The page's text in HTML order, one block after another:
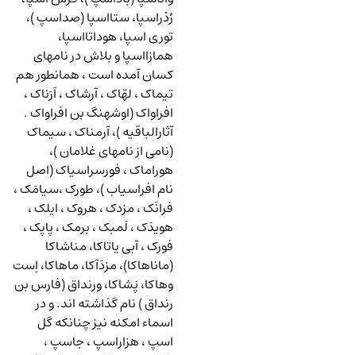
رُدْراسپا، ستااسپا (صداسپ )،
توری اسپا، هوداتااسپا،
همازااسپا و بلاش در نامهای
کسان آمده است ، همانطور هم
تیماک ، لهّاک ، آرشاک ، اَرَناک ،
افراواک (اوشهنگ بن افراواک .
آثارالباقیه )، آرمناک ، سیماک
(نامی از نامهای غلامان )،
هوراماک ، فورسراسیاک (اصل
نام افراسیاب )، طورک ،سیامَک ،
فرانَک ، مزدک ، هروک ، ایلک ،
هویدَک ، لَمبک ، برمک ، پاپک ،
فورک ، آبی یاتاکا، مناشاکا
(ماناهاکا)، مزدَآکا، ماهاکا، اِست
وهاکا، پَشاکا، ورنداق (فارس بن
رنداق ) نام گذاشته اند. و در
اسماء امکنه نیز چنانکه گل
اسپ ، هزاراسپ ، جاسپ ،